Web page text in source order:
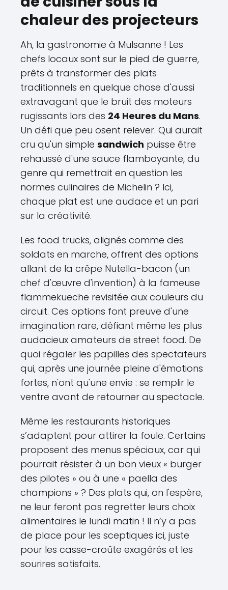
chaleur des projecteurs
Ah, la gastronomie à Mulsanne ! Les
chefs locaux sont sur le pied de guerre,
prêts à transformer des plats
traditionnels en quelque chose d'aussi
extravagant que le bruit des moteurs
rugissants lors des 24 Heures du Mans.
Un défi que peu osent relever. Qui aurait
cru qu'un simple sandwich puisse être
rehaussé d'une sauce flamboyante, du
genre qui remettrait en question les
normes culinaires de Michelin ? Ici,
chaque plat est une audace et un pari
sur la créativité.
Les food trucks, alignés comme des
soldats en marche, offrent des options
allant de la crêpe Nutella-bacon (un
chef d'œuvre d'invention) à la fameuse
flammekueche revisitée aux couleurs du
circuit. Ces options font preuve d'une
imagination rare, défiant même les plus
audacieux amateurs de street food. De
quoi régaler les papilles des spectateurs
qui, après une journée pleine d'émotions
fortes, n'ont qu'une envie : se remplir le
ventre avant de retourner au spectacle.
Même les restaurants historiques
s’adaptent pour attirer la foule. Certains
proposent des menus spéciaux, car qui
pourrait résister à un bon vieux « burger
des pilotes » ou à une « paella des
champions » ? Des plats qui, on l'espère,
ne leur feront pas regretter leurs choix
alimentaires le lundi matin ! Il n’y a pas
de place pour les sceptiques ici, juste
pour les casse-croûte exagérés et les
sourires satisfaits.